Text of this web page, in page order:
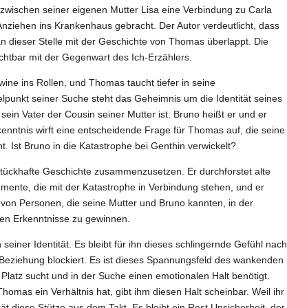
seiner eigenen Mutter Lisa eine Verbindung zu Carla
ins Krankenhaus gebracht. Der Autor verdeutlicht, dass
dieser Stelle mit der Geschichte von Thomas überlappt. Die
mit der Gegenwart des Ich-Erzählers.
ins Rollen, und Thomas taucht tiefer in seine
seiner Suche steht das Geheimnis um die Identität seines
Vater der Cousin seiner Mutter ist. Bruno heißt er und er
wirft eine entscheidende Frage für Thomas auf, die seine
Ist Bruno in die Katastrophe bei Genthin verwickelt?
Geschichte zusammenzusetzen. Er durchforstet alte
die mit der Katastrophe in Verbindung stehen, und er
Personen, die seine Mutter und Bruno kannten, in der
Erkenntnisse zu gewinnen.
Identität. Es bleibt für ihn dieses schlingernde Gefühl nach
blockiert. Es ist dieses Spannungsfeld des wankenden
sucht und in der Suche einen emotionalen Halt benötigt.
ein Verhältnis hat, gibt ihm diesen Halt scheinbar. Weil ihr